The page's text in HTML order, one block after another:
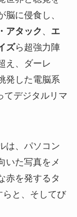
に侵食し、
アタック、 エ
ズら超強力陣
え、ダーレ
発した電脳系
てデジタルリマ
は、パソコン
いた写真をメ
赤を発するタ
と、そしてび